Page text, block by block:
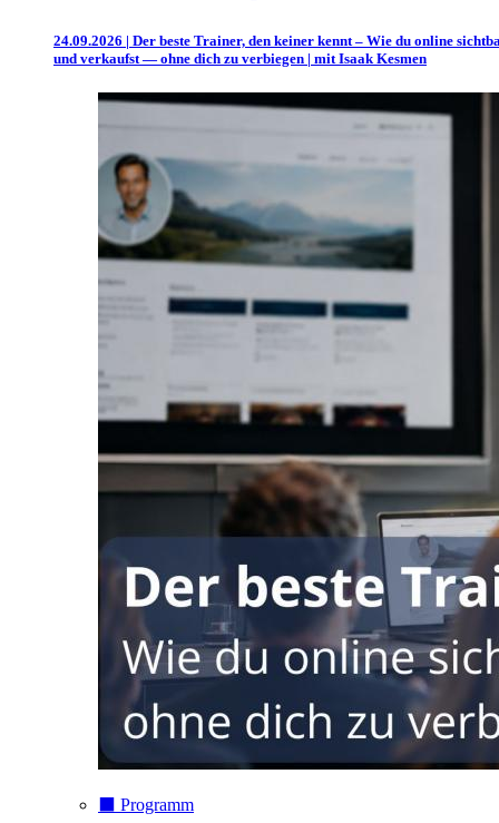
24.09.2026 | Der beste Trainer, den keiner kennt – Wie du online
und verkaufst — ohne dich zu verbiegen | mit Isaak Kesmen
⬛️ Programm